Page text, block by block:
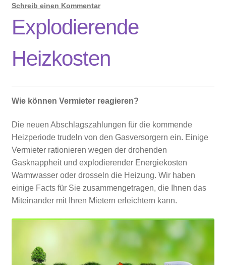
Schreib einen Kommentar
Explodierende
Heizkosten
Wie können Vermieter reagieren?
Die neuen Abschlagszahlungen für die kommende
Heizperiode trudeln von den Gasversorgern ein. Einige
Vermieter rationieren wegen der drohenden
Gasknappheit und explodierender Energiekosten
Warmwasser oder drosseln die Heizung. Wir haben
einige Facts für Sie zusammengetragen, die Ihnen das
Miteinander mit Ihren Mietern erleichtern kann.